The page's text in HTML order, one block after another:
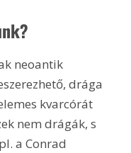
neoantik
drága
kvarcórát
nem drágák, s
a Conrad